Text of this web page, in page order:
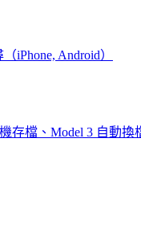
iPhone, Android）
存檔、Model 3 自動換